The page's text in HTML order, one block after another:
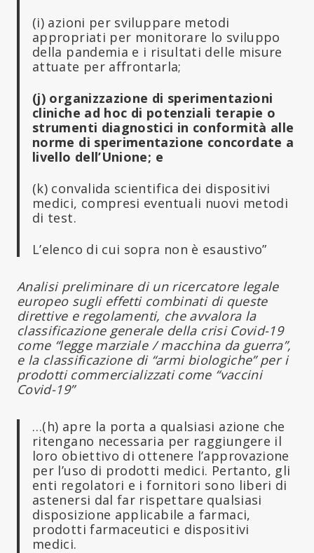
(i) azioni per sviluppare metodi
appropriati per monitorare lo sviluppo
della pandemia e i risultati delle misure
attuate per affrontarla;
(j) organizzazione di sperimentazioni
cliniche ad hoc di potenziali terapie o
strumenti diagnostici in conformità alle
norme di sperimentazione concordate a
livello dell’Unione; e
(k) convalida scientifica dei dispositivi
medici, compresi eventuali nuovi metodi
di test.
L’elenco di cui sopra non è esaustivo”
Analisi preliminare di un ricercatore legale
europeo sugli effetti combinati di queste
direttive e regolamenti, che avvalora la
classificazione generale della crisi Covid-19
come “legge marziale / macchina da guerra”,
e la classificazione di “armi biologiche” per i
prodotti commercializzati come “vaccini
Covid-19”
…(h) apre la porta a qualsiasi azione che
ritengano necessaria per raggiungere il
loro obiettivo di ottenere l’approvazione
per l’uso di prodotti medici. Pertanto, gli
enti regolatori e i fornitori sono liberi di
astenersi dal far rispettare qualsiasi
disposizione applicabile a farmaci,
prodotti farmaceutici e dispositivi
medici.